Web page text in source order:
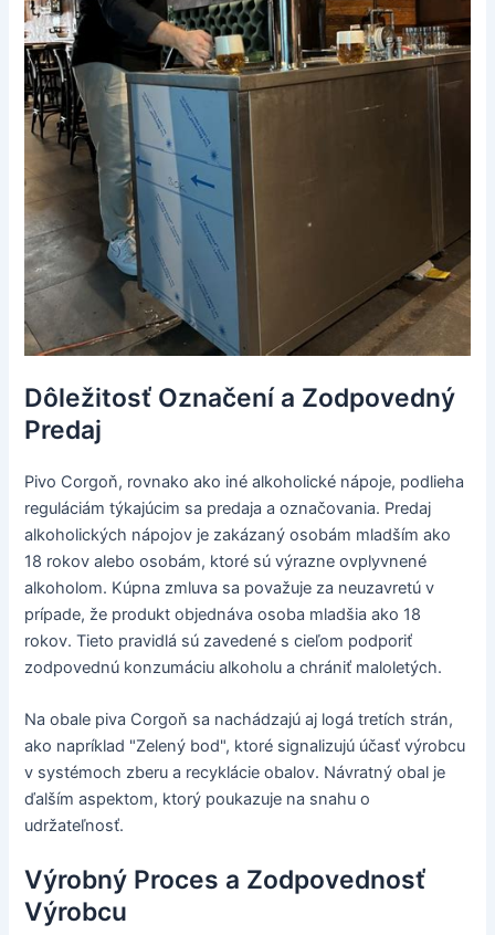
Dôležitosť Označení a Zodpovedný
Predaj
Pivo Corgoň, rovnako ako iné alkoholické nápoje, podlieha
reguláciám týkajúcim sa predaja a označovania. Predaj
alkoholických nápojov je zakázaný osobám mladším ako
18 rokov alebo osobám, ktoré sú výrazne ovplyvnené
alkoholom. Kúpna zmluva sa považuje za neuzavretú v
prípade, že produkt objednáva osoba mladšia ako 18
rokov. Tieto pravidlá sú zavedené s cieľom podporiť
zodpovednú konzumáciu alkoholu a chrániť maloletých.
Na obale piva Corgoň sa nachádzajú aj logá tretích strán,
ako napríklad "Zelený bod", ktoré signalizujú účasť výrobcu
v systémoch zberu a recyklácie obalov. Návratný obal je
ďalším aspektom, ktorý poukazuje na snahu o
udržateľnosť.
Výrobný Proces a Zodpovednosť
Výrobcu